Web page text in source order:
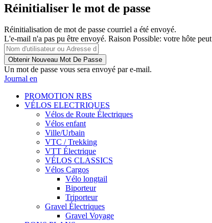
Réinitialiser le mot de passe
Réinitialisation de mot de passe courriel a été envoyé.
L'e-mail n'a pas pu être envoyé. Raison Possible: votre hôte
Un mot de passe vous sera envoyé par e-mail.
Journal en
PROMOTION RBS
VÉLOS ELECTRIQUES
Vélos de Route Électriques
Vélos enfant
Ville/Urbain
VTC / Trekking
VTT Électrique
VÉLOS CLASSICS
Vélos Cargos
Vélo longtail
Biporteur
Triporteur
Gravel Électriques
Gravel Voyage